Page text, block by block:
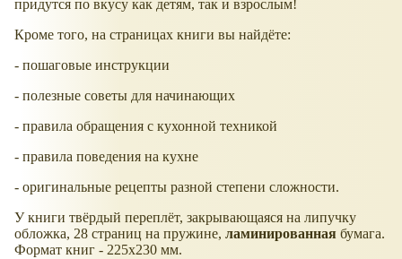
придутся по вкусу как детям, так и взрослым!
Кроме того, на страницах книги вы найдёте:
- пошаговые инструкции
- полезные советы для начинающих
- правила обращения с кухонной техникой
- правила поведения на кухне
- оригинальные рецепты разной степени сложности.
У книги твёрдый переплёт, закрывающаяся на липучку
обложка, 28 страниц на пружине, ламинированная бумага.
Формат книг - 225x230 мм.